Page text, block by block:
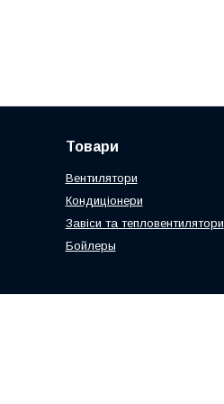
Товари
Вентилятори
Кондиціонери
Завіси та тепловентилятори
Бойлеры